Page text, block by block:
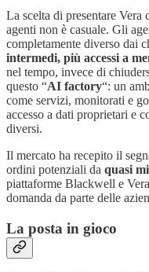
La scelta di presentare Vera
agenti non è casuale. Gli
completamente diverso dai
intermedi, più accessi a
nel tempo, invece di
questo “AI factory“: un
come servizi, monitorati e
accesso a dati proprietari e
diversi.
Il mercato ha recepito il
ordini potenziali da quasi
piattaforme Blackwell e
domanda da parte delle
La posta in gioco